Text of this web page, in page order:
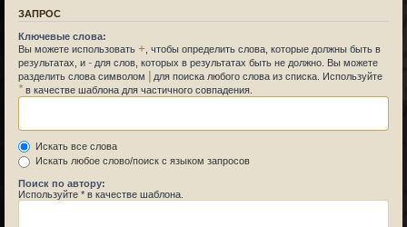
ЗАПРОС
Ключевые слова:
Вы можете использовать + , чтобы определить слова, которые должны быть в
результатах, и - для слов, которых в результатах быть не должно. Вы можете
разделить слова символом | для поиска любого слова из списка. Используйте
*в качестве шаблона для частичного совпадения.
Искать все слова
Искать любое слово/поиск с языком запросов
Поиск по автору:
Используйте * в качестве шаблона.